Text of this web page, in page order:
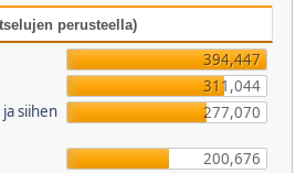
perusteella)
394,447
311,044
siihen
277,070
200,676